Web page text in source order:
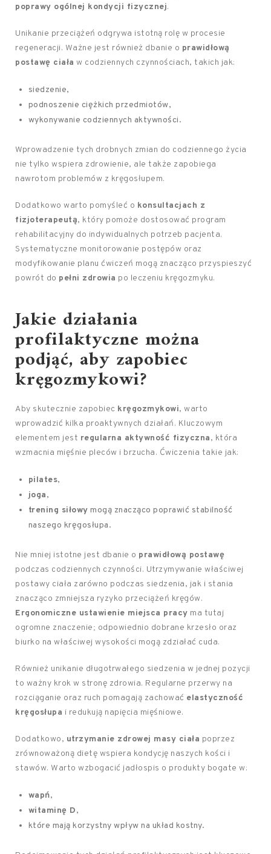
poprawy ogólnej kondycji fizycznej.
Unikanie przeciążeń odgrywa istotną rolę w procesie
regeneracji. Ważne jest również dbanie o prawidłową
postawę ciała w codziennych czynnościach, takich jak:
siedzenie,
podnoszenie ciężkich przedmiotów,
wykonywanie codziennych aktywności.
Wprowadzenie tych drobnych zmian do codziennego życia
nie tylko wspiera zdrowienie, ale także zapobiega
nawrotom problemów z kręgosłupem.
Dodatkowo warto pomyśleć o konsultacjach z
fizjoterapeutą, który pomoże dostosować program
rehabilitacyjny do indywidualnych potrzeb pacjenta.
Systematyczne monitorowanie postępów oraz
modyfikowanie planu ćwiczeń mogą znacząco przyspieszyć
powrót do pełni zdrowia po leczeniu kręgozmyku.
Jakie działania
profilaktyczne można
podjąć, aby zapobiec
kręgozmykowi?
Aby skutecznie zapobiec kręgozmykowi, warto
wprowadzić kilka proaktywnych działań. Kluczowym
elementem jest regularna aktywność fizyczna, która
wzmacnia mięśnie pleców i brzucha. Ćwiczenia takie jak:
pilates,
joga,
trening siłowy mogą znacząco poprawić stabilność
naszego kręgosłupa.
Nie mniej istotne jest dbanie o prawidłową postawę
podczas codziennych czynności. Utrzymywanie właściwej
postawy ciała zarówno podczas siedzenia, jak i stania
znacząco zmniejsza ryzyko przeciążeń kręgów.
Ergonomiczne ustawienie miejsca pracy ma tutaj
ogromne znaczenie; odpowiednio dobrane krzesło oraz
biurko na właściwej wysokości mogą zdziałać cuda.
Również unikanie długotrwałego siedzenia w jednej pozycji
to ważny krok w stronę zdrowia. Regularne przerwy na
rozciąganie oraz ruch pomagają zachować elastyczność
kręgosłupa i redukują napięcia mięśniowe.
Dodatkowo, utrzymanie zdrowej masy ciała poprzez
zrównoważoną dietę wspiera kondycję naszych kości i
stawów. Warto wzbogacić jadłospis o produkty bogate w:
wapń,
witaminę D,
które mają korzystny wpływ na układ kostny.